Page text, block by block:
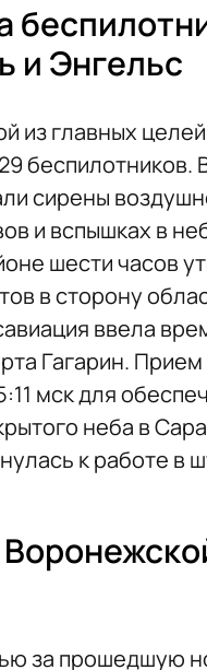
и Энгельс
из главных
беспилотников.
сирены
и вспышках в
шести часов
в сторону
ввела
Гагарин.
мск для
неба в
к работе в
за прошедшую